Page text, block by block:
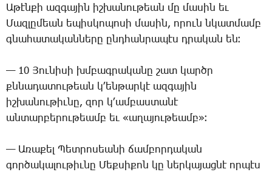
Ա­թէն­քի ազ­գա­յին իշ­խա­նու­թեան մը մա­սին եւ
­Մազ­լը­մեան ե­պիս­կո­պո­սի մա­սին, ո­րուն նկատ­մամբ
գնա­հա­տա­կան­նե­րը ընդ­հան­րա­պէս դրա­կան են։
— 10 ­Յու­նի­սի խմբագ­րա­կա­նը շատ կարծր
քննա­դա­տու­թեան կ­՚են­թար­կէ ազ­գա­յին
իշ­խա­նու­թիւ­նը, զոր կ­՚ամ­բաս­տա­նէ
ան­տար­բե­րու­թեամբ եւ «ա­ղա­յու­թեամբ»։
— Ա­ռա­քել ­Պետ­րո­սեա­նի ճամ­բոր­դա­կան
գոր­ծա­կա­լու­թիւ­նը ­Մեք­սի­քոն կը ներ­կա­յաց­նէ որ­պէս